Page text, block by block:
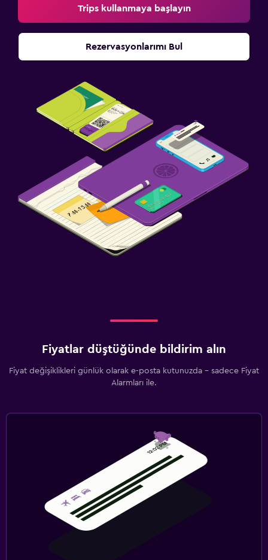
Trips kullanmaya başlayın
Rezervasyonlarımı Bul
Fiyatlar düştüğünde bildirim alın
Fiyat değişiklikleri günlük olarak e-posta kutunuzda - sadece Fiyat
Alarmları ile.